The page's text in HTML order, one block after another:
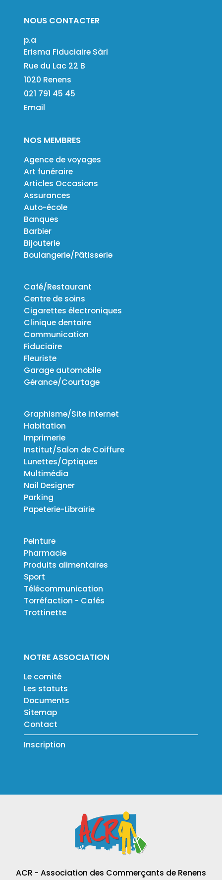
NOUS CONTACTER
p.a
Erisma Fiduciaire Sàrl
Rue du Lac 22 B
1020 Renens
021 791 45 45
Email
NOS MEMBRES
Agence de voyages
Art funéraire
Articles Occasions
Assurances
Auto-école
Banques
Barbier
Bijouterie
Boulangerie/Pâtisserie
Café/Restaurant
Centre de soins
Cigarettes électroniques
Clinique dentaire
Communication
Fiduciaire
Fleuriste
Garage automobile
Gérance/Courtage
Graphisme/Site internet
Habitation
Imprimerie
Institut/Salon de Coiffure
Lunettes/Optiques
Multimédia
Nail Designer
Parking
Papeterie-Librairie
Peinture
Pharmacie
Produits alimentaires
Sport
Télécommunication
Torréfaction - Cafés
Trottinette
NOTRE ASSOCIATION
Le comité
Les statuts
Documents
Sitemap
Contact
Inscription
ACR - Association des Commerçants de Renens